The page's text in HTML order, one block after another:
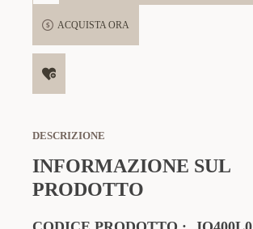
ACQUISTA ORA
DESCRIZIONE
INFORMAZIONE SUL
PRODOTTO